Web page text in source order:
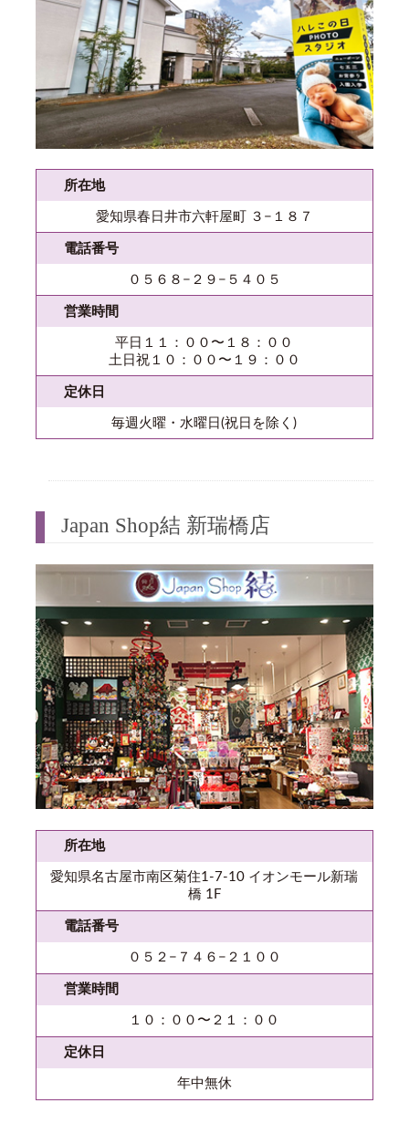
所在地
愛知県春日井市六軒屋町 ３−１８７
電話番号
０５６８−２９−５４０５
営業時間
平日１１：００〜１８：００
土日祝１０：００〜１９：００
定休日
毎週火曜・水曜日(祝日を除く)
Japan Shop結 新瑞橋店
所在地
愛知県名古屋市南区菊住1-7-10 イオンモール新瑞
橋 1F
電話番号
０５２−７４６−２１００
営業時間
１０：００〜２１：００
定休日
年中無休